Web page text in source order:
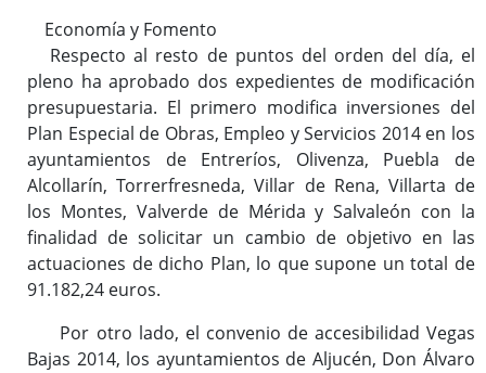
Economía y Fomento
Respecto al resto de puntos del orden del día, el
pleno ha aprobado dos expedientes de modificación
presupuestaria. El primero modifica inversiones del
Plan Especial de Obras, Empleo y Servicios 2014 en los
ayuntamientos de Entreríos, Olivenza, Puebla de
Alcollarín, Torrerfresneda, Villar de Rena, Villarta de
los Montes, Valverde de Mérida y Salvaleón con la
finalidad de solicitar un cambio de objetivo en las
actuaciones de dicho Plan, lo que supone un total de
91.182,24 euros.
Por otro lado, el convenio de accesibilidad Vegas
Bajas 2014, los ayuntamientos de Aljucén, Don Álvaro